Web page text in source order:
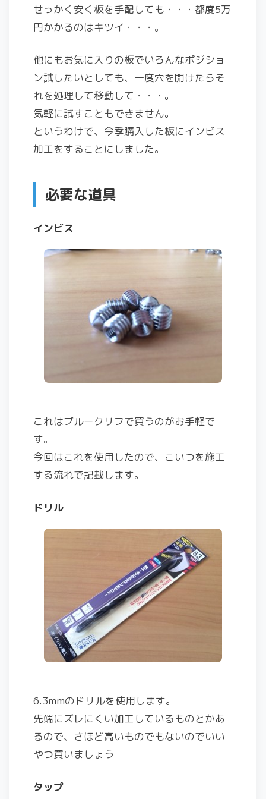
せっかく安く板を手配しても・・・都度5万
円かかるのはキツイ・・・。
他にもお気に入りの板でいろんなポジショ
ン試したいとしても、一度穴を開けたらそ
れを処理して移動して・・・。
気軽に試すこともできません。
というわけで、今季購入した板にインビス
加工をすることにしました。
必要な道具
インビス
これはブルークリフで買うのがお手軽で
す。
今回はこれを使用したので、こいつを施工
する流れで記載します。
ドリル
6.3mmのドリルを使用します。
先端にズレにくい加工しているものとかあ
るので、さほど高いものでもないのでいい
やつ買いましょう
タップ